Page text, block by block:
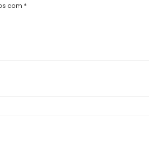
com *